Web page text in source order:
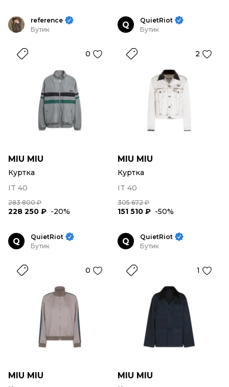
reference
Бутик
0
MIU MIU
Куртка
IT 40
283 800 ₽
228 250 ₽ -20%
Q
QuietRiot
Бутик
2
MIU MIU
Куртка
IT 40
305 672 ₽
151 510 ₽ -50%
Q
QuietRiot
Бутик
0
MIU MIU
Q
QuietRiot
Бутик
1
MIU MIU